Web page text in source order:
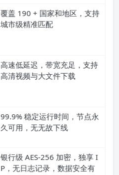
覆盖 190 + 国家和地区，支持
城市级精准匹配
高速低延迟，带宽充足，支持
高清视频与大文件下载
99.9% 稳定运行时间，节点永
久可用，无无故下线
银行级 AES-256 加密，独享 I
P，无日志记录，数据安全有